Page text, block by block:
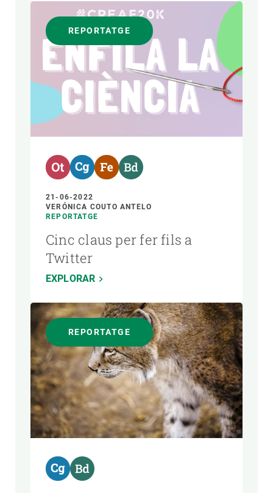
REPORTATGE
21-06-2022
VERÓNICA COUTO ANTELO
REPORTATGE
Cinc claus per fer fils a
Twitter
EXPLORAR
REPORTATGE